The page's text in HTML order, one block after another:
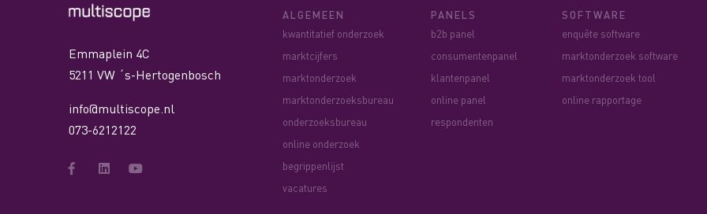
Emmaplein 4C
5211 VW ´s-Hertogenbosch
info@multiscope.nl
073-6212122
ALGEMEEN
kwantitatief onderzoek
marktcijfers
marktonderzoek
marktonderzoeksbureau
onderzoeksbureau
online onderzoek
begrippenlijst
vacatures
PANELS
b2b panel
consumentenpanel
klantenpanel
online panel
respondenten
SOFTWARE
enquête software
marktonderzoek software
marktonderzoek tool
online rapportage